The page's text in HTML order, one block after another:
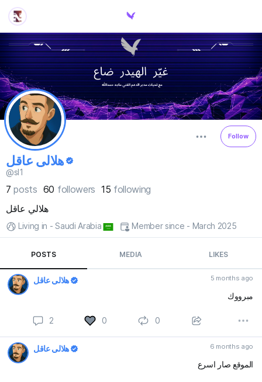
Follow
هلالي عاقل
@sl1
7posts 60 followers 15 following
هلالي عاقل
Living in - Saudi Arabia Member since - March 2025
POSTS MEDIA LIKES
هلالي عاقل 5 months ago
مبرووك
2 0 0
هلالي عاقل 6 months ago
الموقع صار اسرع